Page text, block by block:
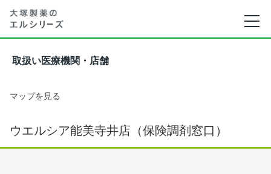
取扱い医療機関・店舗
マップを見る
ウエルシア能美寺井店（保険調剤窓口）